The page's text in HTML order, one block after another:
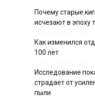
Почему старые
исчезают в эпоху
Как изменился
100 лет
Исследование
страдает от
пыли